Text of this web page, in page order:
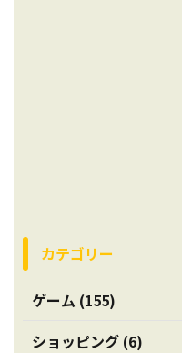
カテゴリー
ゲーム (155)
ショッピング (6)